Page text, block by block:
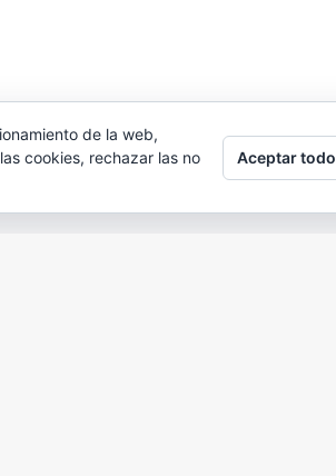
de la web,
cookies, rechazar las no
Aceptar todo